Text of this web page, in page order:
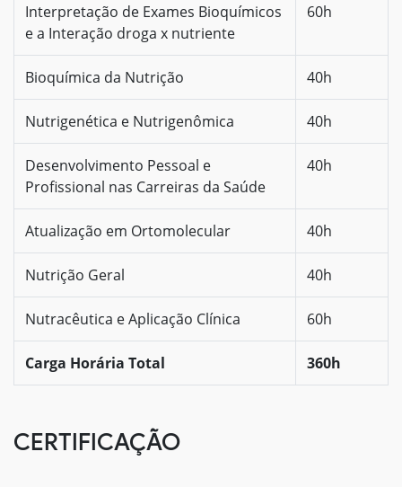
Interpretação de Exames Bioquímicos
e a Interação droga x nutriente
60h
Bioquímica da Nutrição 40h
Nutrigenética e Nutrigenômica 40h
Desenvolvimento Pessoal e
Profissional nas Carreiras da Saúde
40h
Atualização em Ortomolecular 40h
Nutrição Geral 40h
Nutracêutica e Aplicação Clínica 60h
Carga Horária Total 360h
CERTIFICAÇÃO